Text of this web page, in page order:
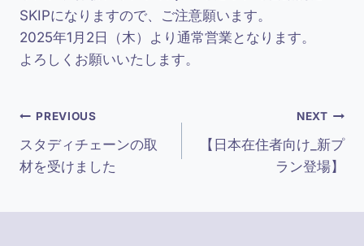
SKIPになりますので、ご注意願います。
2025年1月2日（木）より通常営業となります。
よろしくお願いいたします。
投
稿
PREVIOUS
スタディチェーンの取
材を受けました
NEXT
【日本在住者向け_新プ
ラン登場】